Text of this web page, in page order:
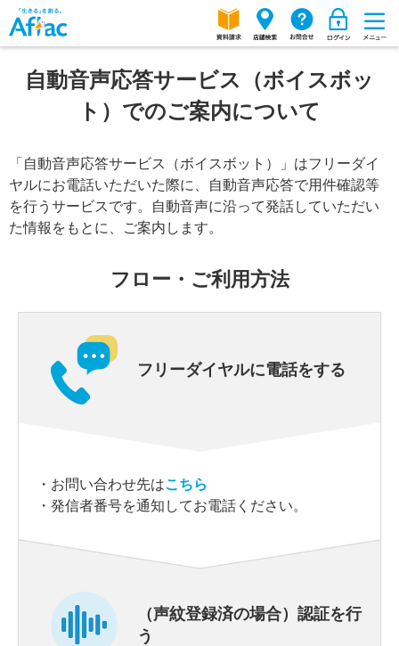
自動音声応答サービス（ボイスボッ
ト）でのご案内について
「自動音声応答サービス（ボイスボット）」はフリーダイ
ヤルにお電話いただいた際に、自動音声応答で用件確認等
を行うサービスです。自動音声に沿って発話していただい
た情報をもとに、ご案内します。
フロー・ご利用方法
フリーダイヤルに電話をする
・ お問い合わせ先はこちら
・ 発信者番号を通知してお電話ください。
（声紋登録済の場合）認証を行
う